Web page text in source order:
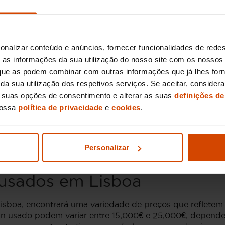
conteúdo e anúncios, fornecer funcionalidades de
as informações da sua utilização do nosso site com os
as podem combinar com outras informações que já lhes
sua utilização dos respetivos serviços. Se aceitar,
opções de consentimento e alterar as suas definições
política de privacidade e cookies.
Personalizar
Lisboa
que se adaptam às preferências de cada
Omotor 1.5 litros turbo a gasolinaé uma escolha
disponível no Mini Clubman Cooper Sproporciona
movidas a diesel, como omotor 2.0 litros, que
de escolher o que melhor se adapta às suas
de desempenho originais, proporcionando
em Lisboa
encontrará uma variedade de preços que
usado podem variar entre 15,000€ e 25,000€,